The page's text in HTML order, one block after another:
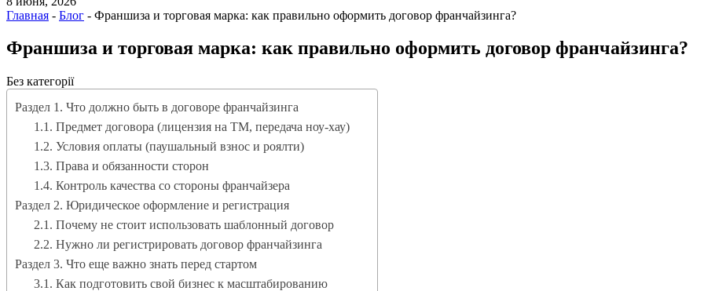
Главная - Блог - Франшиза и торговая марка: как правильно оформить договор франчайзинга?
Франшиза и торговая марка: как правильно оформить договор франчайзинга?
Без категорії
Раздел 1. Что должно быть в договоре франчайзинга
1.1. Предмет договора (лицензия на ТМ, передача ноу-хау)
1.2. Условия оплаты (паушальный взнос и роялти)
1.3. Права и обязанности сторон
1.4. Контроль качества со стороны франчайзера
Раздел 2. Юридическое оформление и регистрация
2.1. Почему не стоит использовать шаблонный договор
2.2. Нужно ли регистрировать договор франчайзинга
Раздел 3. Что еще важно знать перед стартом
3.1. Как подготовить свой бизнес к масштабированию